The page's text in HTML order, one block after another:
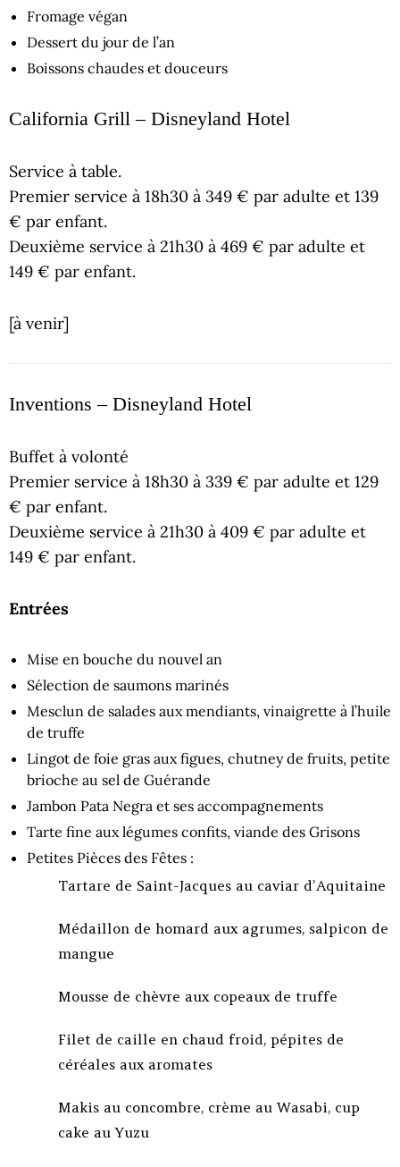
Fromage végan
Dessert du jour de l’an
Boissons chaudes et douceurs
California Grill – Disneyland Hotel
Service à table.
Premier service à 18h30 à 349 € par adulte et 139
€ par enfant.
Deuxième service à 21h30 à 469 € par adulte et
149 € par enfant.
[à venir]
Inventions – Disneyland Hotel
Buffet à volonté
Premier service à 18h30 à 339 € par adulte et 129
€ par enfant.
Deuxième service à 21h30 à 409 € par adulte et
149 € par enfant.
Entrées
Mise en bouche du nouvel an
Sélection de saumons marinés
Mesclun de salades aux mendiants, vinaigrette à l’huile
de truffe
Lingot de foie gras aux figues, chutney de fruits, petite
brioche au sel de Guérande
Jambon Pata Negra et ses accompagnements
Tarte fine aux légumes confits, viande des Grisons
Petites Pièces des Fêtes :
Tartare de Saint-Jacques au caviar d’Aquitaine
Médaillon de homard aux agrumes, salpicon de
mangue
Mousse de chèvre aux copeaux de truffe
Filet de caille en chaud froid, pépites de
céréales aux aromates
Makis au concombre, crème au Wasabi, cup
cake au Yuzu